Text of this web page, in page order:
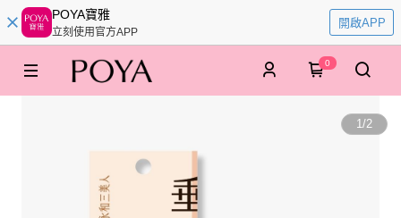
POYA寶雅
立刻使用官方APP
開啟APP
0
1/2